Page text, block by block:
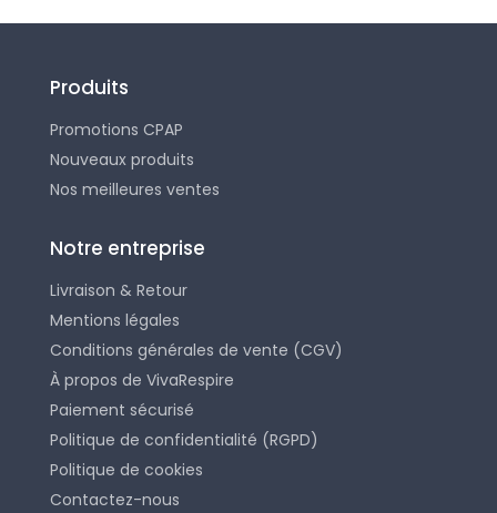
Produits
Promotions CPAP
Nouveaux produits
Nos meilleures ventes
Notre entreprise
Livraison & Retour
Mentions légales
Conditions générales de vente (CGV)
À propos de VivaRespire
Paiement sécurisé
Politique de confidentialité (RGPD)
Politique de cookies
Contactez-nous